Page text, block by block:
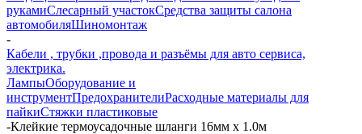
рукамиСлесарный участокСредства защиты салона
автомобиляШиномонтаж
-
Кабели , трубки ,провода и разъёмы для авто сервиса,
электрика.
ЛампыОборудование и
инструментПредохранителиРасходные материалы для
пайкиСтяжки пластиковые
-Клейкие термоусадочные шланги 16мм х 1.0м